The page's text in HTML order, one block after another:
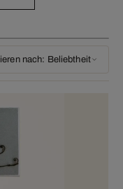
nach: Beliebtheit